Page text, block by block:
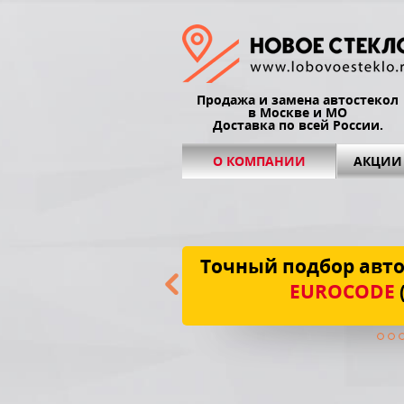
Продажа и замена автостекол
в Москве и МО
Доставка по всей России.
О КОМПАНИИ АКЦИИ
Точный подбор
EUROCODE